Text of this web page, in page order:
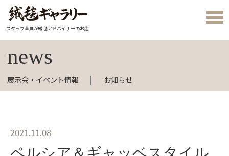
スタッフ全員が絨毯アドバイザーのお店
news
展示会・イベント情報 お知らせ
2021.11.08
ペルシア＆ギャッベスタイル